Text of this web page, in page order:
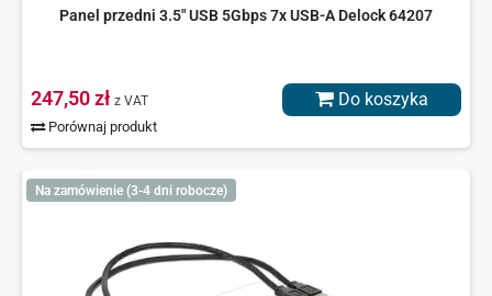
Panel przedni 3.5" USB 5Gbps 7x USB-A Delock 64207
247,50 zł z VAT
Porównaj produkt
Do koszyka
Na zamówienie (3-4 dni robocze)